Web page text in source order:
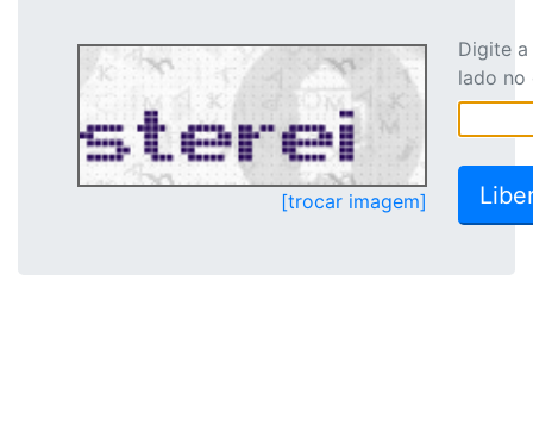
[trocar imagem]
Digite
lado no